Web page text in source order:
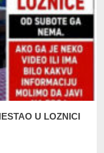
U LOZNICI